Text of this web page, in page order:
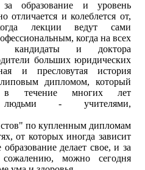
образование и уровень
отличается и колеблется от,
лекции ведут сами
когда на всех
кандидаты и доктора
больших юридических
и пресловутая история
дипломом, который
в течение многих лет
людьми - учителями,
по купленным дипломам
от которых иногда зависит
делает свое, и за
можно сегодня